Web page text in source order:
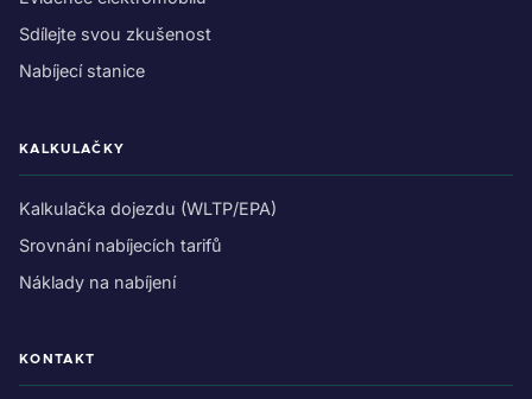
Sdílejte svou zkušenost
Nabíjecí stanice
KALKULAČKY
Kalkulačka dojezdu (WLTP/EPA)
Srovnání nabíjecích tarifů
Náklady na nabíjení
KONTAKT